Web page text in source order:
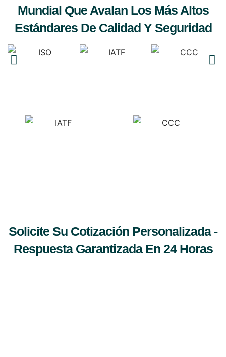
Mundial Que Avalan Los Más Altos
Estándares De Calidad Y Seguridad
Solicite Su Cotización Personalizada -
Respuesta Garantizada En 24 Horas